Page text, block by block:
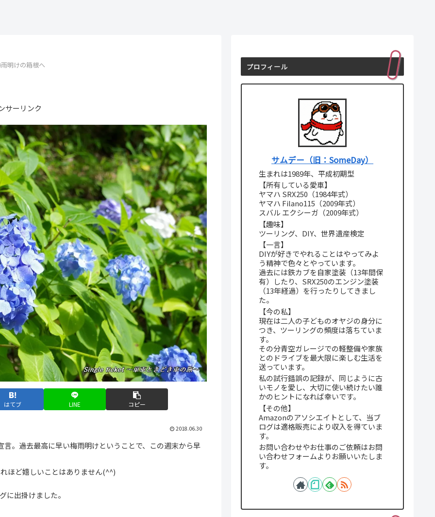
明けの箱根へ
サーリンク
はてブ LINE コピー
2018.06.30
。過去最高に早い梅雨明けということで、この週末から早
ほど嬉しいことはありません(^^)
に出掛けました。
プロフィール
サムデー（旧：SomeDay）
生まれは1989年、平成初期型
【所有している愛車】
ヤマハ SRX250（1984年式）
ヤマハ Filano115（2009年式）
スバル エクシーガ（2009年式）
【趣味】
ツーリング、DIY、世界遺産検定
【一言】
DIYが好きでやれることはやってみよ
う精神で色々とやっています。
過去には鉄カブを自家塗装（13年間保
有）したり、SRX250のエンジン塗装
（13年経過）を行ったりしてきまし
た。
【今の私】
現在は二人の子どものオヤジの身分に
つき、ツーリングの頻度は落ちていま
す。
その分青空ガレージでの軽整備や家族
とのドライブを最大限に楽しむ生活を
送っています。
私の試行錯誤の記録が、同じように古
いモノを愛し、大切に使い続けたい誰
かのヒントになれば幸いです。
【その他】
Amazonのアソシエイトとして、当ブ
ログは適格販売により収入を得ていま
す。
お問い合わせやお仕事のご依頼はお問
い合わせフォームよりお願いいたしま
す。